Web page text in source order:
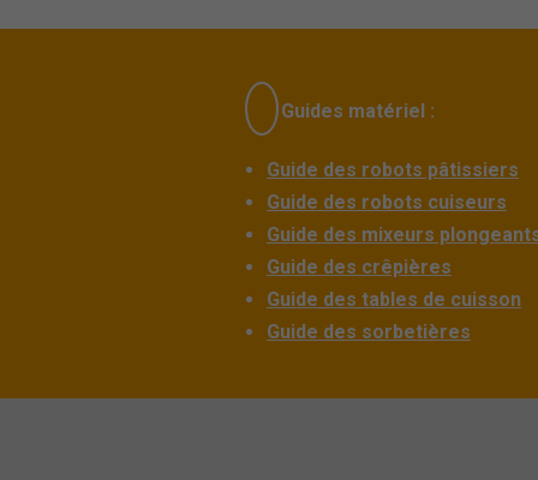
Guides matériel :
Guide des robots pâtissiers
Guide des robots cuiseurs
Guide des mixeurs
Guide des crêpières
Guide des tables de cuisson
Guide des sorbetières